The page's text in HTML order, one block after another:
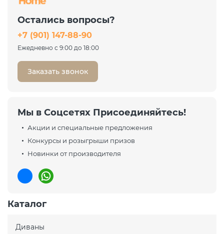
Остались вопросы?
+7 (901) 147-88-90
Ежедневно с 9:00 до 18:00
Заказать звонок
Мы в Соцсетях Присоединяйтесь!
Акции и специальные предложения
Конкурсы и розыгрыши призов
Новинки от производителя
Каталог
Диваны